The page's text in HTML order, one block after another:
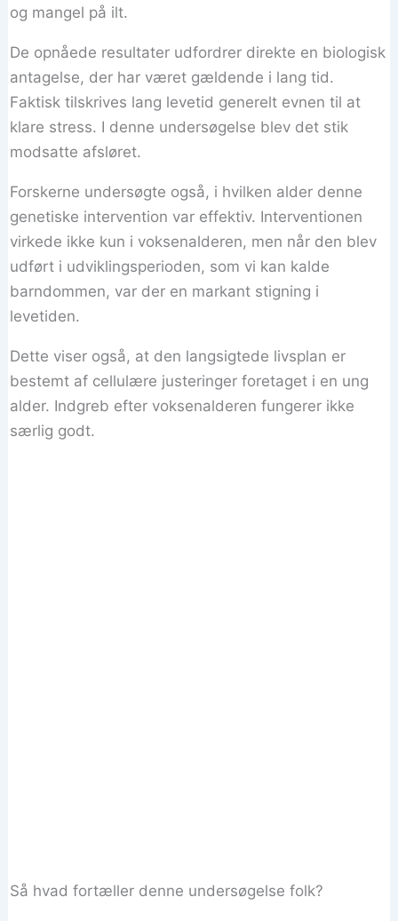
og mangel på ilt.
De opnåede resultater udfordrer direkte en biologisk
antagelse, der har været gældende i lang tid.
Faktisk tilskrives lang levetid generelt evnen til at
klare stress. I denne undersøgelse blev det stik
modsatte afsløret.
Forskerne undersøgte også, i hvilken alder denne
genetiske intervention var effektiv. Interventionen
virkede ikke kun i voksenalderen, men når den blev
udført i udviklingsperioden, som vi kan kalde
barndommen, var der en markant stigning i
levetiden.
Dette viser også, at den langsigtede livsplan er
bestemt af cellulære justeringer foretaget i en ung
alder. Indgreb efter voksenalderen fungerer ikke
særlig godt.
Så hvad fortæller denne undersøgelse folk?